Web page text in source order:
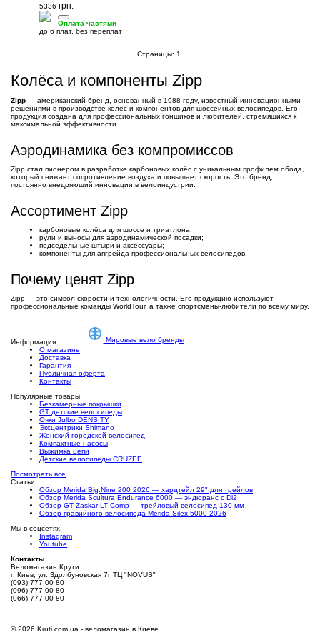
5336 грн.
Оплата частями
до 6 плат. без переплат
Страницы: 1
Колёса и компоненты Zipp
Zipp — американский бренд, основанный в 1988 году, известный инновационными
решениями в производстве колёс и компонентов для шоссейных велосипедов. Его
продукция создана для профессиональных гонщиков и любителей, стремящихся к
максимальной эффективности.
Аэродинамика без компромиссов
Zipp стал пионером в разработке карбоновых колёс с уникальным профилем обода,
который снижает сопротивление воздуха и повышает скорость. Это бренд,
постоянно внедряющий инновации в велоиндустрии.
Ассортимент Zipp
карбоновые колёса для шоссе и триатлона;
рули и выносы для аэродинамической посадки;
подседельные штыри и аксессуары;
компоненты для апгрейда профессиональных велосипедов.
Почему ценят Zipp
Zipp — это символ скорости и технологичности. Его продукцию используют
профессиональные команды WorldTour, а также спортсмены-любители по всему миру.
Мировые вело бренды
Информация
О магазине
Доставка
Гарантия
Публичная оферта
Контакты
Популярные товары
Безкамерные покрышки
GT детские велосипеды
Очки Julbo DENSITY
Эксцентрики Shimano
Женский городской велосипед
Компактные насосы
Выжимка цепи
Детские велосипеды CRUZEE
Посмотреть все
Статьи
Обзор Merida Big.Nine 200 2026 — хардтейл 29" для трейлов
Обзор Merida Scultura Endurance 6000 — эндюранс с Di2
Обзор GT Zaskar LT Comp — трейловый велосипед 130 мм
Обзор гравийного велосипеда Merida Silex 5000 2026
Мы в соцсетях
Instagram
Youtube
Контакты
Веломагазин Крути
г. Киев, ул. Здолбуновская 7г ТЦ "NOVUS"
(093) 777 00 80
(096) 777 00 80
(066) 777 00 80
©2026 Kruti.com.ua - веломагазин в Киеве